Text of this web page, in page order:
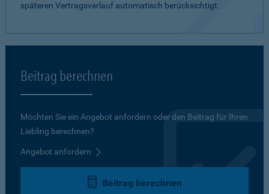
späteren Vertragsverlauf automatisch berücksichtigt.
Beitrag berechnen
Möchten Sie ein Angebot anfordern oder den Beitrag für Ihren
Liebling berechnen?
Angebot anfordern
Beitrag berechnen